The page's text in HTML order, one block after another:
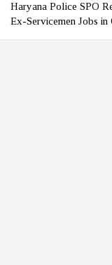
Haryana Police SPO
Ex-Servicemen Jobs in